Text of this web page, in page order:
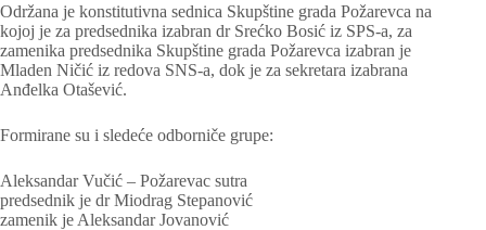
Održana je konstitutivna sednica Skupštine grada Požarevca na
kojoj je za predsednika izabran dr Srećko Bosić iz SPS-a, za
zamenika predsednika Skupštine grada Požarevca izabran je
Mladen Ničić iz redova SNS-a, dok je za sekretara izabrana
Anđelka Otašević.
Formirane su i sledeće odborniče grupe:
Aleksandar Vučić – Požarevac sutra
predsednik je dr Miodrag Stepanović
zamenik je Aleksandar Jovanović